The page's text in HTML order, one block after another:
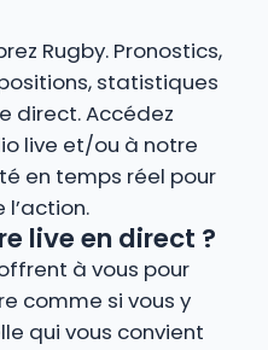
Rugby. Pronostics,
statistiques
direct. Accédez
live et/ou à notre
en temps réel pour
live en direct ?
à vous pour
comme si vous y
qui vous convient